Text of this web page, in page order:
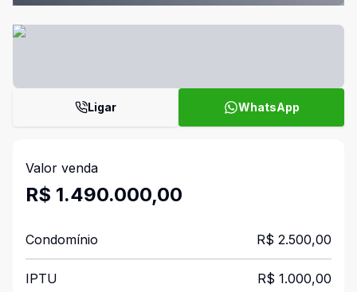
Ligar WhatsApp
Valor venda
R$ 1.490.000,00
Condomínio R$ 2.500,00
IPTU R$ 1.000,00